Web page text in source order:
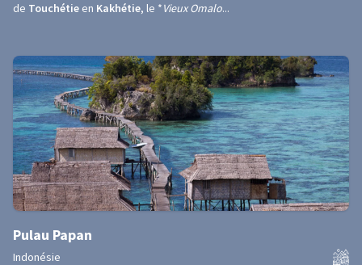
de Touchétie en Kakhétie, le *Vieux Omalo...
Pulau Papan
Indonésie